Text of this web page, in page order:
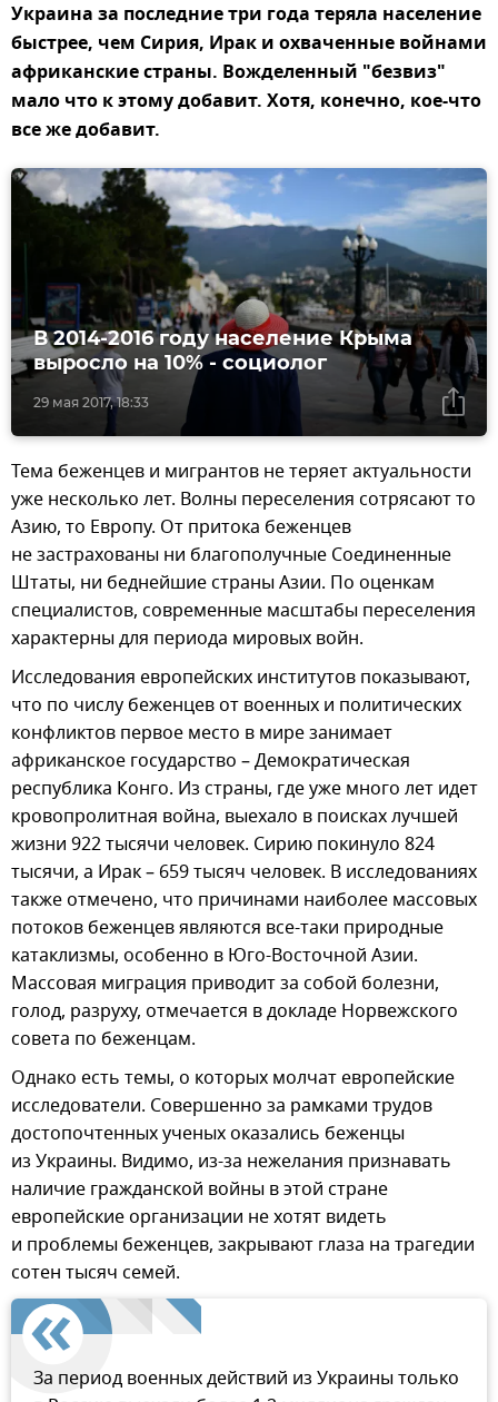
Украина за последние три года теряла население
быстрее, чем Сирия, Ирак и охваченные войнами
африканские страны. Вожделенный "безвиз"
мало что к этому добавит. Хотя, конечно, кое-что
все же добавит.
29 мая 2017, 18:33
В 2014-2016 году население Крыма
выросло на 10% - социолог
Тема беженцев и мигрантов не теряет актуальности
уже несколько лет. Волны переселения сотрясают то
Азию, то Европу. От притока беженцев
не застрахованы ни благополучные Соединенные
Штаты, ни беднейшие страны Азии. По оценкам
специалистов, современные масштабы переселения
характерны для периода мировых войн.
Исследования европейских институтов показывают,
что по числу беженцев от военных и политических
конфликтов первое место в мире занимает
африканское государство – Демократическая
республика Конго. Из страны, где уже много лет идет
кровопролитная война, выехало в поисках лучшей
жизни 922 тысячи человек. Сирию покинуло 824
тысячи, а Ирак – 659 тысяч человек. В исследованиях
также отмечено, что причинами наиболее массовых
потоков беженцев являются все-таки природные
катаклизмы, особенно в Юго-Восточной Азии.
Массовая миграция приводит за собой болезни,
голод, разруху, отмечается в докладе Норвежского
совета по беженцам.
Однако есть темы, о которых молчат европейские
исследователи. Совершенно за рамками трудов
достопочтенных ученых оказались беженцы
из Украины. Видимо, из-за нежелания признавать
наличие гражданской войны в этой стране
европейские организации не хотят видеть
и проблемы беженцев, закрывают глаза на трагедии
сотен тысяч семей.
За период военных действий из Украины только